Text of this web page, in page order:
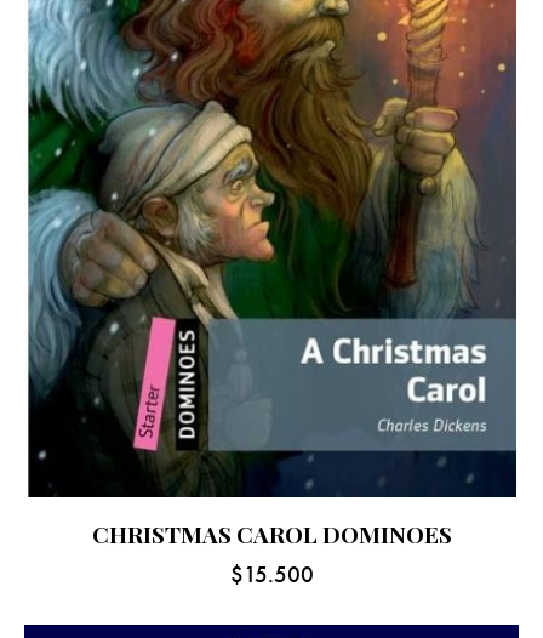
CHRISTMAS CAROL DOMINOES
$15.500